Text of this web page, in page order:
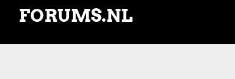
FORUMS.NL